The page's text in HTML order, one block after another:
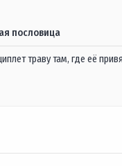
пословица
траву там, где её